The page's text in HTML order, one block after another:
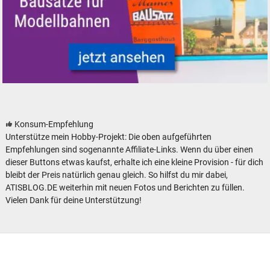
Konsum-Empfehlung
Unterstütze mein Hobby-Projekt: Die oben aufgeführten
Empfehlungen sind sogenannte Affiliate-Links. Wenn du über einen
dieser Buttons etwas kaufst, erhalte ich eine kleine Provision - für dich
bleibt der Preis natürlich genau gleich. So hilfst du mir dabei,
ATISBLOG.DE weiterhin mit neuen Fotos und Berichten zu füllen.
Vielen Dank für deine Unterstützung!